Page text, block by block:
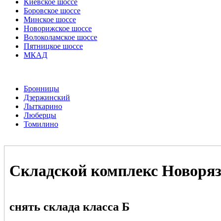
Киевское шоссе
Боровское шоссе
Минское шоссе
Новорижское шоссе
Волоколамское шоссе
Пятницкое шоссе
МКАД
Бронницы
Дзержинский
Лыткарино
Люберцы
Томилино
Складской комплекс
снять склада класса Б